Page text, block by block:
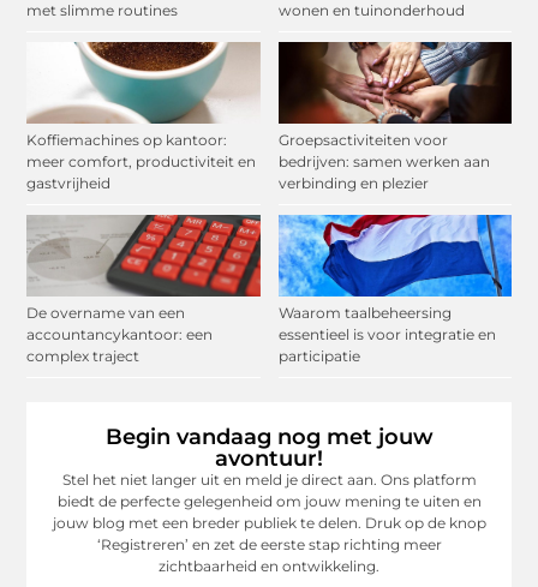
met slimme routines
wonen en tuinonderhoud
Koffiemachines op kantoor:
meer comfort, productiviteit en
gastvrijheid
Groepsactiviteiten voor
bedrijven: samen werken aan
verbinding en plezier
De overname van een
accountancykantoor: een
complex traject
Waarom taalbeheersing
essentieel is voor integratie en
participatie
Begin vandaag nog met jouw
avontuur!
Stel het niet langer uit en meld je direct aan. Ons platform
biedt de perfecte gelegenheid om jouw mening te uiten en
jouw blog met een breder publiek te delen. Druk op de knop
‘Registreren’ en zet de eerste stap richting meer
zichtbaarheid en ontwikkeling.